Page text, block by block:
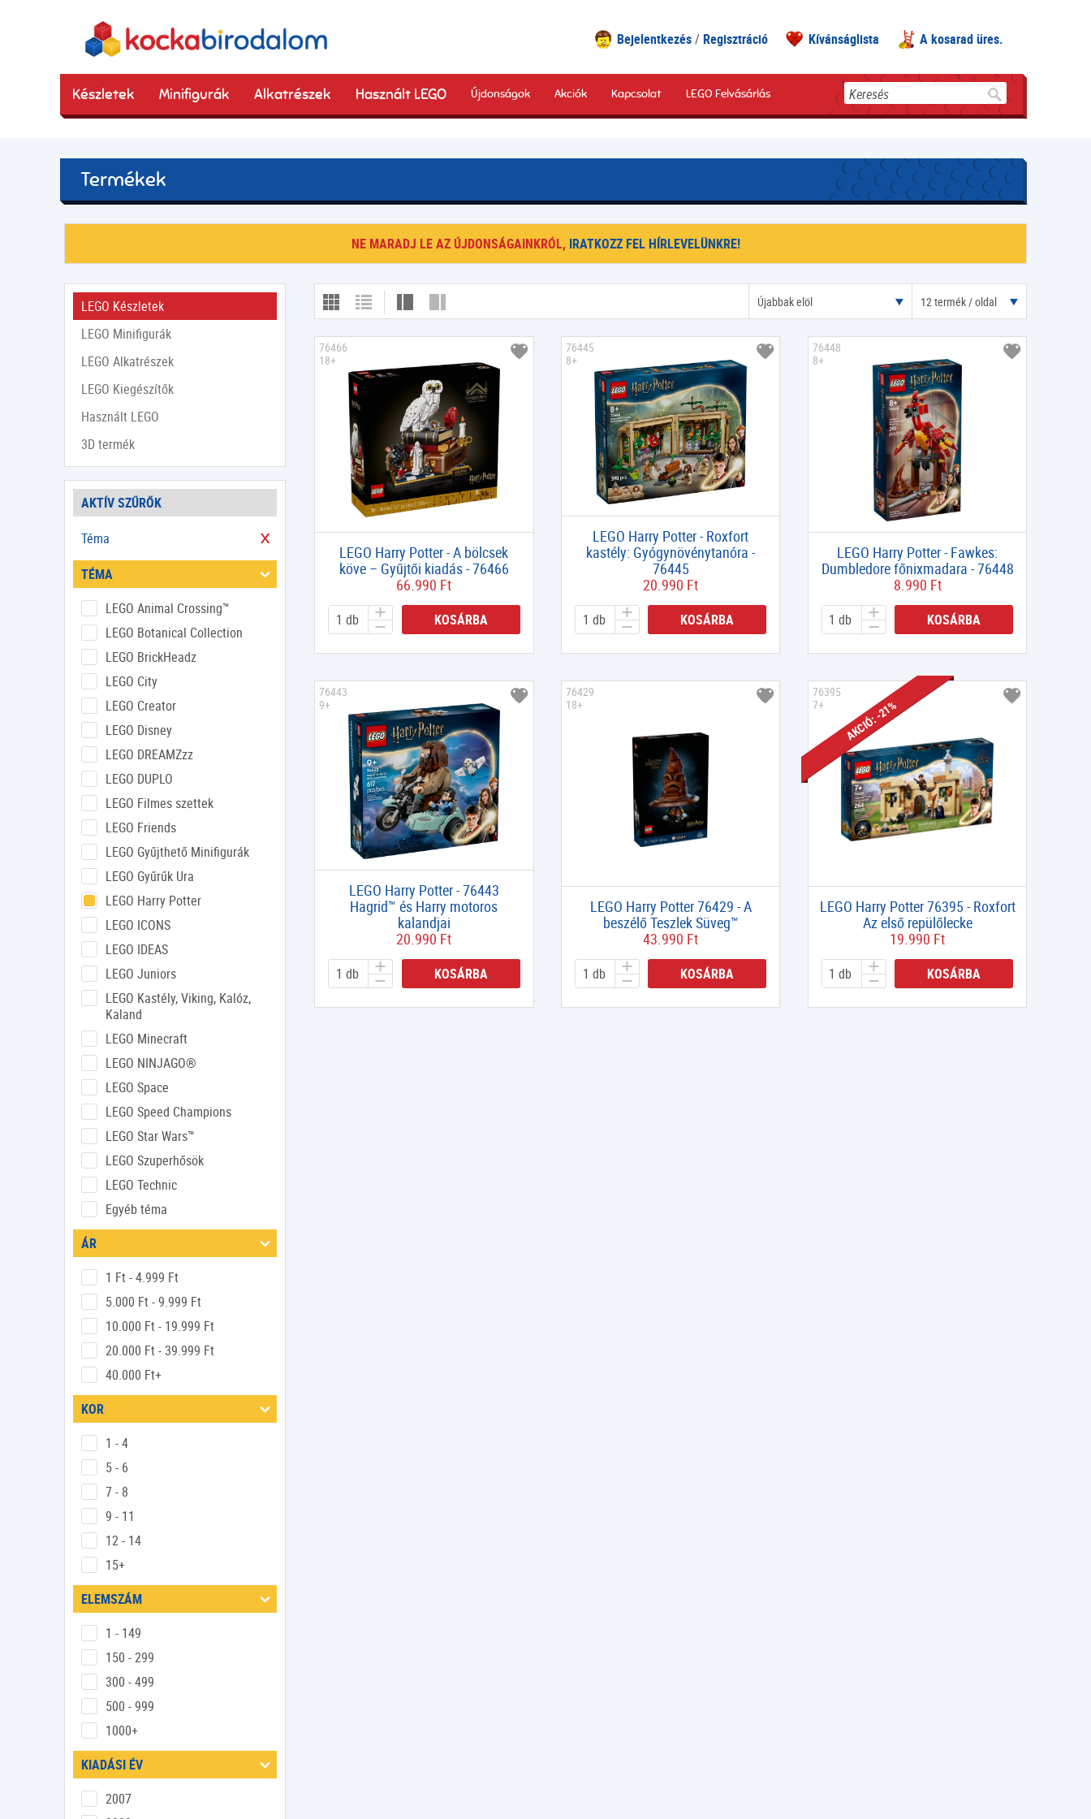
Bejelentkezés Regisztráció Kívánságlista A kosarad üres.
Készletek Minifigurák Alkatrészek Használt LEGO Újdonságok Akciók Kapcsolat LEGO Felvásárlás Keresés
Termékek
NE MARADJ LE AZ ÚJDONSÁGAINKRÓL, IRATKOZZ FEL HÍRLEVELÜNKRE!
LEGO Készletek
LEGO Minifigurák
LEGO Alkatrészek
LEGO Kiegészítők
Használt LEGO
3D termék
AKTÍV SZŰRŐK
Téma
TÉMA
LEGO Animal Crossing™
LEGO Botanical Collection
LEGO BrickHeadz
LEGO City
LEGO Creator
LEGO Disney
LEGO DREAMZzz
LEGO DUPLO
LEGO Filmes szettek
LEGO Friends
LEGO Gyűjthető Minifigurák
LEGO Gyűrűk Ura
LEGO Harry Potter
LEGO ICONS
LEGO IDEAS
LEGO Juniors
LEGO Kastély, Viking, Kalóz,
Kaland
LEGO Minecraft
LEGO NINJAGO®
LEGO Space
LEGO Speed Champions
LEGO Star Wars™
LEGO Szuperhősök
LEGO Technic
Egyéb téma
ÁR
1 Ft - 4.999 Ft
5.000 Ft - 9.999 Ft
10.000 Ft - 19.999 Ft
20.000 Ft - 39.999 Ft
40.000 Ft+
KOR
1 - 4
5 - 6
7 - 8
9 - 11
12 - 14
15+
ELEMSZÁM
1 - 149
150 - 299
300 - 499
500 - 999
1000+
KIADÁSI ÉV
2007
Újabbak elöl 12 termék / oldal
LEGO Harry Potter - A bölcsek
köve – Gyűjtői kiadás - 76466
66.990 Ft
KOSÁRBA
76466
18+
LEGO Harry Potter - Roxfort
kastély: Gyógynövénytanóra -
76445
20.990 Ft
KOSÁRBA
76445
8+
LEGO Harry Potter - Fawkes:
Dumbledore főnixmadara - 76448
8.990 Ft
KOSÁRBA
76448
8+
LEGO Harry Potter - 76443
Hagrid™ és Harry motoros
kalandjai
20.990 Ft
KOSÁRBA
76443
9+
LEGO Harry Potter 76429 - A
beszélő Teszlek Süveg™
43.990 Ft
KOSÁRBA
76429
18+
AKCIÓ: -21%
LEGO Harry Potter 76395 - Roxfort
Az első repülőlecke
19.990 Ft
KOSÁRBA
76395
7+